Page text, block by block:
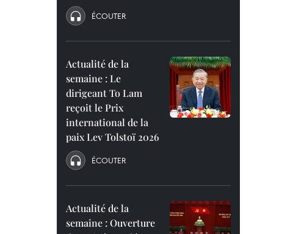
ÉCOUTER
Actualité de la
semaine : Le
dirigeant To Lam
reçoit le Prix
international de la
paix Lev Tolstoï 2026
ÉCOUTER
Actualité de la
semaine : Ouverture